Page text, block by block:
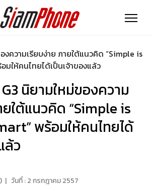
G3 นิยามใหม่ของความ
ใต้แนวคิด “Simple is
พร้อมให้คนไทยได้
ล้ว
| วันที่ :2 กรกฎาคม 2557